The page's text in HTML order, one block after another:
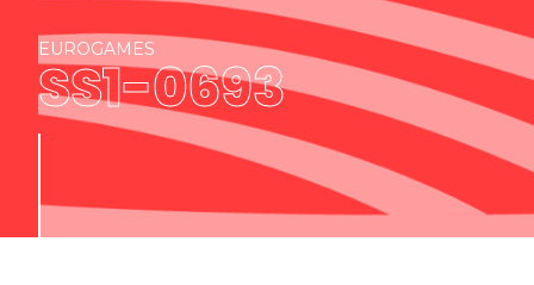
EUROGAMES
SS1-0693